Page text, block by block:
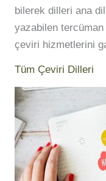
bilerek dilleri ana
yazabilen
çeviri hizmetlerini
Tüm Çeviri Dilleri